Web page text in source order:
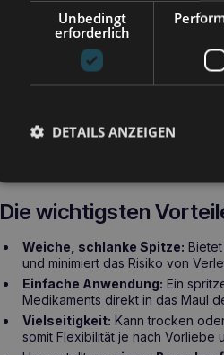
Produktbeschreibung
Verabreichung von
ideal für Hunde, Katzen und
Chinchillas. Mit diesem Werkzeug
Die wichtigsten
Weiche, schlanke Spitze:
und minimiert das Risiko von
Einfache Anwendung: Ein
Medikaments direkt in das Maul
Vielseitigkeit: Kann trocken
somit Flexibilität je nach Vorliebe
Unbedingt
erforderlich
DETAILS ANZEIGEN